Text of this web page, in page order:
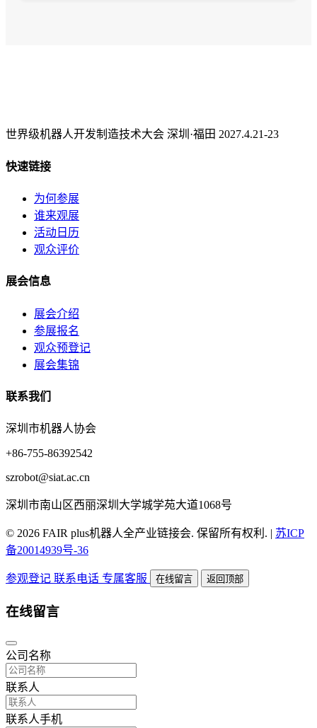
世界级机器人开发制造技术大会 深圳·福田 2027.4.21-23
快速链接
为何参展
谁来观展
活动日历
观众评价
展会信息
展会介绍
参展报名
观众预登记
展会集锦
联系我们
深圳市机器人协会
+86-755-86392542
szrobot@siat.ac.cn
深圳市南山区西丽深圳大学城学苑大道1068号
© 2026 FAIR plus机器人全产业链接会. 保留所有权利. | 苏ICP
备20014939号-36
参观登记 联系电话 专属客服 在线留言 返回顶部
在线留言
公司名称
联系人
联系人手机